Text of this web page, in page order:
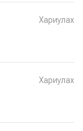
Хариулах
Хариулах